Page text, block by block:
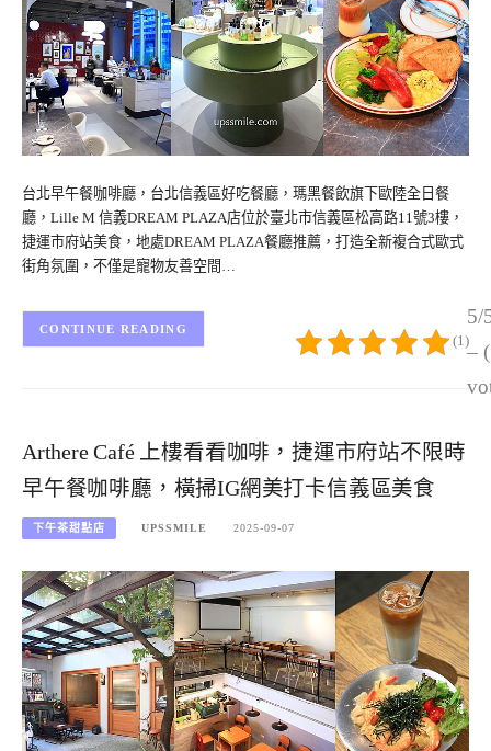
台北早午餐咖啡廳，台北信義區好吃餐廳，瑪黑餐飲旗下歐陸全日餐
廳，Lille M 信義DREAM PLAZA店位於臺北市信義區松高路11號3樓，
捷運市府站美食，地處DREAM PLAZA餐廳推薦，打造全新複合式歐式
街角氛圍，不僅是寵物友善空間…
5/
–
(1)
CONTINUE READING
Arthere Café 上樓看看咖啡，捷運市府站不限時
早午餐咖啡廳，橫掃IG網美打卡信義區美食
下午茶甜點店 UPSSMILE 2025-09-07